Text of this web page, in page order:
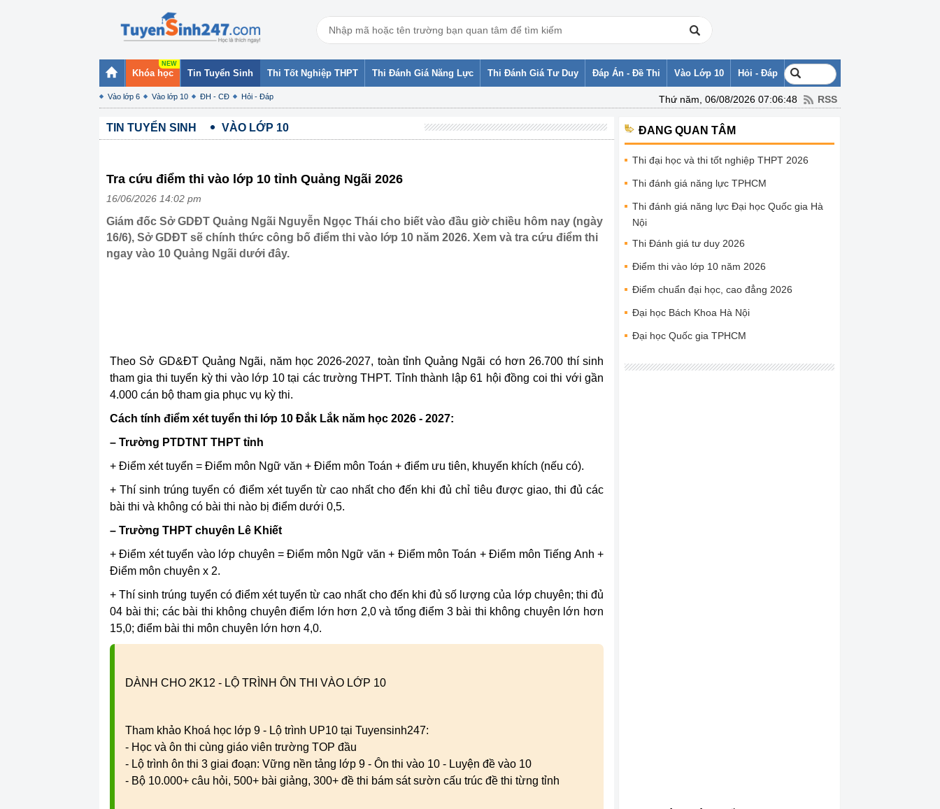
Khóa học Tin Tuyển Sinh
Vào lớp 6 Vào lớp 10 ĐH - CĐ Hỏi - Đáp
Thi Tốt Nghiệp THPT Thi Đánh Giá Năng Lực Thi Đánh Giá Tư Duy Đáp Án - Đề Thi Vào Lớp 10 Hỏi - Đáp
Thứ năm, 06/08/2026 07:06:48 RSS
TIN TUYỂN SINH VÀO LỚP 10
Tra cứu điểm thi vào lớp 10 tỉnh Quảng Ngãi 2026
16/06/2026 14:02 pm
Giám đốc Sở GDĐT Quảng Ngãi Nguyễn Ngọc Thái cho biết vào đầu giờ chiều hôm nay (ngày
16/6), Sở GDĐT sẽ chính thức công bố điểm thi vào lớp 10 năm 2026. Xem và tra cứu điểm thi
ngay vào 10 Quảng Ngãi dưới đây.
Theo Sở GD&ĐT Quảng Ngãi, năm học 2026-2027, toàn tỉnh Quảng Ngãi có hơn 26.700 thí sinh
tham gia thi tuyển kỳ thi vào lớp 10 tại các trường THPT. Tỉnh thành lập 61 hội đồng coi thi với gần
4.000 cán bộ tham gia phục vụ kỳ thi.
Cách tính điểm xét tuyển thi lớp 10 Đắk Lắk năm học 2026 - 2027:
– Trường PTDTNT THPT tỉnh
+ Điểm xét tuyển = Điểm môn Ngữ văn + Điểm môn Toán + điểm ưu tiên, khuyến khích (nếu có).
+ Thí sinh trúng tuyển có điểm xét tuyển từ cao nhất cho đến khi đủ chỉ tiêu được giao, thi đủ các
bài thi và không có bài thi nào bị điểm dưới 0,5.
– Trường THPT chuyên Lê Khiết
+ Điểm xét tuyển vào lớp chuyên = Điểm môn Ngữ văn + Điểm môn Toán + Điểm môn Tiếng Anh +
Điểm môn chuyên x 2.
+ Thí sinh trúng tuyển có điểm xét tuyển từ cao nhất cho đến khi đủ số lượng của lớp chuyên; thi đủ
04 bài thi; các bài thi không chuyên điểm lớn hơn 2,0 và tổng điểm 3 bài thi không chuyên lớn hơn
15,0; điểm bài thi môn chuyên lớn hơn 4,0.
DÀNH CHO 2K12 - LỘ TRÌNH ÔN THI VÀO LỚP 10
Tham khảo Khoá học lớp 9 - Lộ trình UP10 tại Tuyensinh247:
- Học và ôn thi cùng giáo viên trường TOP đầu
- Lộ trình ôn thi 3 giai đoạn: Vững nền tảng lớp 9 - Ôn thi vào 10 - Luyện đề vào 10
- Bộ 10.000+ câu hỏi, 500+ bài giảng, 300+ đề thi bám sát sườn cấu trúc đề thi từng tỉnh
ĐANG QUAN TÂM
Thi đại học và thi tốt nghiệp THPT 2026
Thi đánh giá năng lực TPHCM
Thi đánh giá năng lực Đại học Quốc gia Hà
Nội
Thi Đánh giá tư duy 2026
Điểm thi vào lớp 10 năm 2026
Điểm chuẩn đại học, cao đẳng 2026
Đại học Bách Khoa Hà Nội
Đại học Quốc gia TPHCM